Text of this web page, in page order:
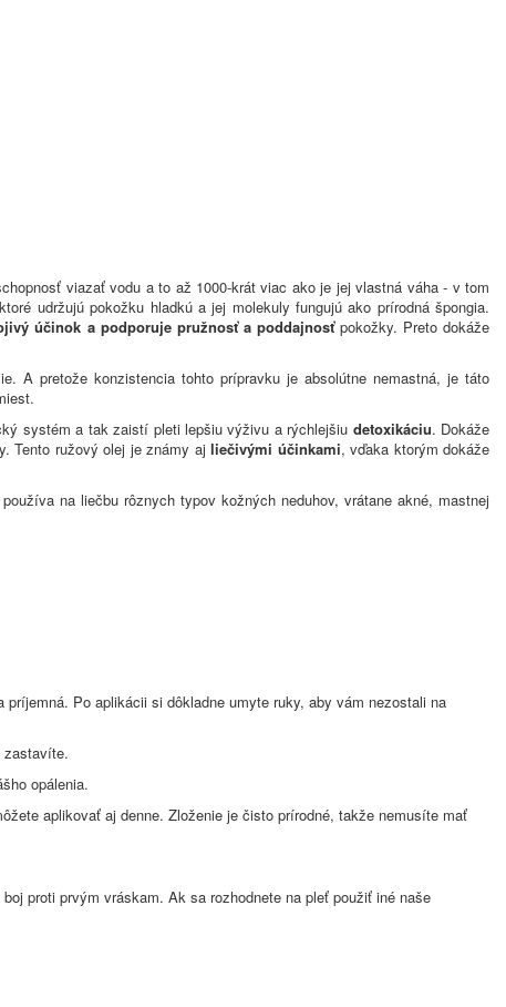
viazať vodu a to až 1000-krát viac ako je jej vlastná váha - v tom
udržujú pokožku hladkú a jej molekuly fungujú ako prírodná špongia.
účinok a podporuje pružnosť a poddajnosť pokožky. Preto dokáže
A pretože konzistencia tohto prípravku je absolútne nemastná, je táto
systém a tak zaistí pleti lepšiu výživu a rýchlejšiu detoxikáciu. Dokáže
Tento ružový olej je známy ajliečivými účinkami, vďaka ktorým dokáže
na liečbu rôznych typov kožných neduhov, vrátane akné, mastnej
Po aplikácii si dôkladne umyte ruky, aby vám nezostali na
zastavíte.
opálenia.
aplikovať aj denne. Zloženie je čisto prírodné, takže nemusíte mať
proti prvým vráskam. Ak sa rozhodnete na pleť použiť iné naše